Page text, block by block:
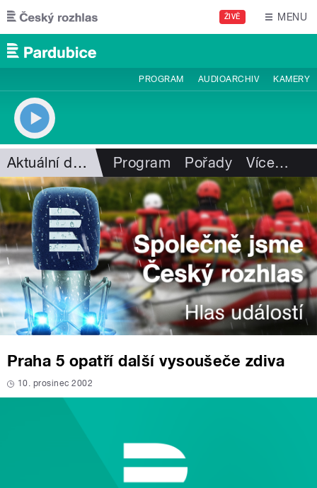
Přejít k hlavnímu obsahu
ŽIVĚ MENU
PROGRAM AUDIOARCHIV KAMERY
Aktuální dění Program Pořady Více…
Praha 5 opatří další vysoušeče zdiva
10. prosinec 2002